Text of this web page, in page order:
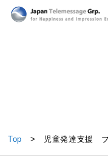
児童発達支援 ブロ
Top > 児童発達支援 ブ